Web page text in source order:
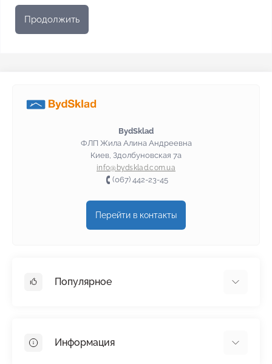
Продолжить
BydSklad
ФЛП Жила Алина Андреевна
Киев, Здолбуновская 7а
info@bydsklad.com.ua
(067) 442-23-45
Перейти в контакты
Популярное
Пенопласт
Информация